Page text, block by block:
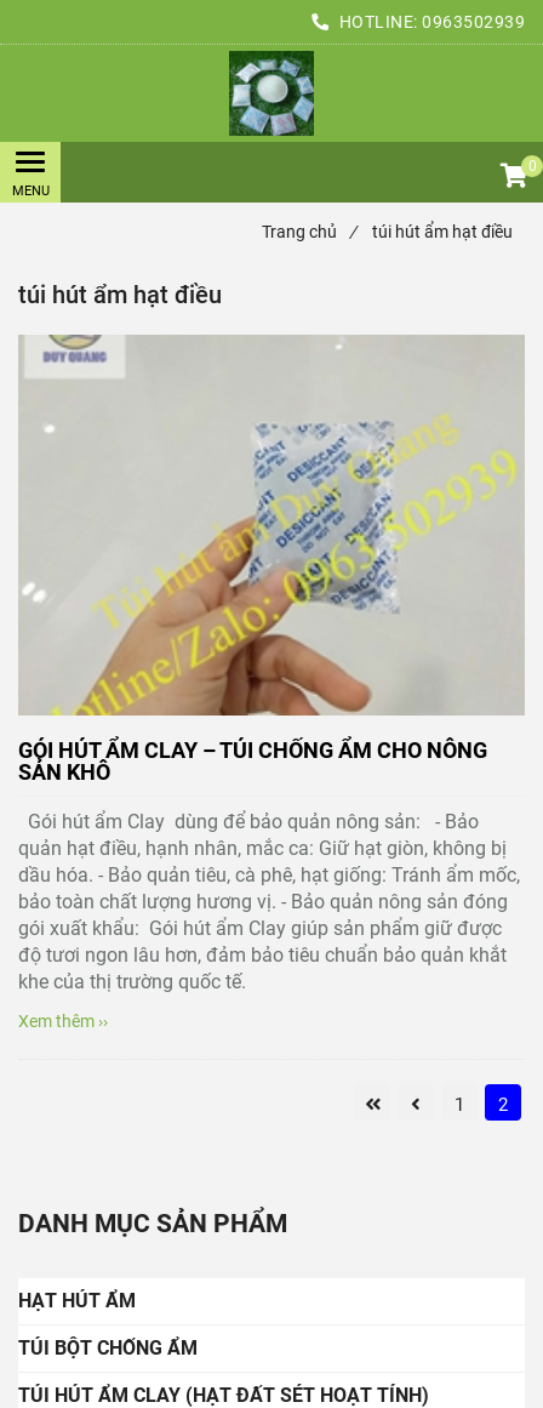
HOTLINE: 0963502939
0
Trang chủ / túi hút ẩm hạt điều
túi hút ẩm hạt điều
GÓI HÚT ẨM CLAY – TÚI CHỐNG ẨM CHO NÔNG
SẢN KHÔ
Gói hút ẩm Clay dùng để bảo quản nông sản: - Bảo
quản hạt điều, hạnh nhân, mắc ca: Giữ hạt giòn, không bị
dầu hóa. - Bảo quản tiêu, cà phê, hạt giống: Tránh ẩm mốc,
bảo toàn chất lượng hương vị. - Bảo quản nông sản đóng
gói xuất khẩu: Gói hút ẩm Clay giúp sản phẩm giữ được
độ tươi ngon lâu hơn, đảm bảo tiêu chuẩn bảo quản khắt
khe của thị trường quốc tế.
Xem thêm ››
1 2
DANH MỤC SẢN PHẨM
HẠT HÚT ẨM
TÚI BỘT CHỐNG ẨM
TÚI HÚT ẨM CLAY (HẠT ĐẤT SÉT HOẠT TÍNH)